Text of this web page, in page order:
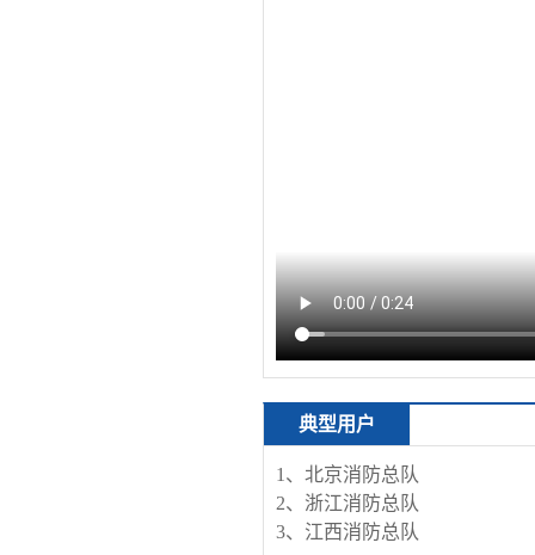
典型用户
1、北京消防总队
2、浙江消防总队
3、江西消防总队